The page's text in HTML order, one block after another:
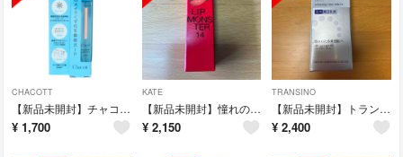
CHACOTT
【新品未開封】チャコット フィニッシングキープミスト クール 50ml 限定
¥ 1,700
KATE
【新品未開封】憧れの日光浴 リップモンスター
¥ 2,150
TRANSINO
【新品未開封】トランシーノ 美白乳液 ホワイトニングクリアミルクEX
¥ 2,400